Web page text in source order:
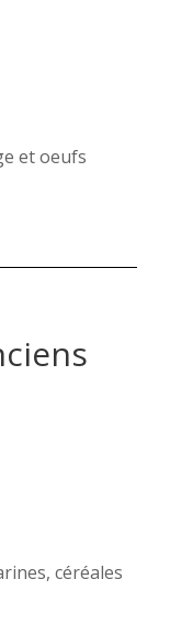
et oeufs
céréales